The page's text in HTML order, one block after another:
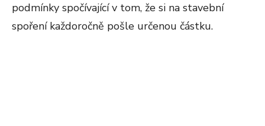
podmínky spočívající v tom, že si na stavební
spoření každoročně pošle určenou částku.